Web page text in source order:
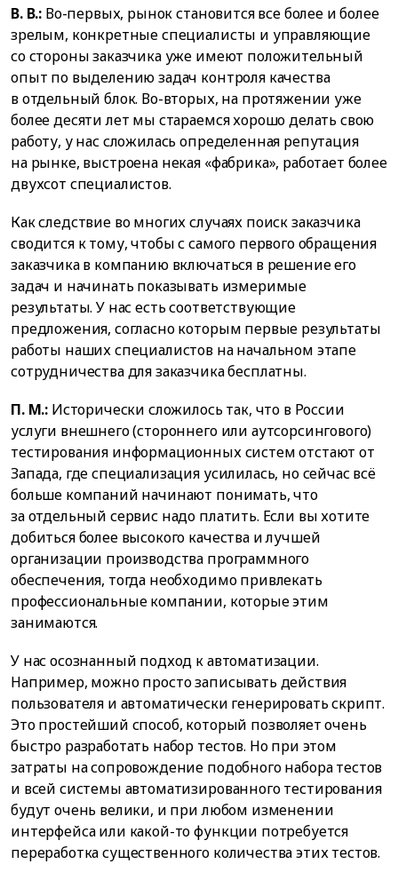
В. В.: Во-первых, рынок становится все более и более
зрелым, конкретные специалисты и управляющие
со стороны заказчика уже имеют положительный
опыт по выделению задач контроля качества
в отдельный блок. Во-вторых, на протяжении уже
более десяти лет мы стараемся хорошо делать свою
работу, у нас сложилась определенная репутация
на рынке, выстроена некая «фабрика», работает более
двухсот специалистов.
Как следствие во многих случаях поиск заказчика
сводится к тому, чтобы с самого первого обращения
заказчика в компанию включаться в решение его
задач и начинать показывать измеримые
результаты. У нас есть соответствующие
предложения, согласно которым первые результаты
работы наших специалистов на начальном этапе
сотрудничества для заказчика бесплатны.
П. М.: Исторически сложилось так, что в России
услуги внешнего (стороннего или аутсорсингового)
тестирования информационных систем отстают от
Запада, где специализация усилилась, но сейчас всё
больше компаний начинают понимать, что
за отдельный сервис надо платить. Если вы хотите
добиться более высокого качества и лучшей
организации производства программного
обеспечения, тогда необходимо привлекать
профессиональные компании, которые этим
занимаются.
У нас осознанный подход к автоматизации.
Например, можно просто записывать действия
пользователя и автоматически генерировать скрипт.
Это простейший способ, который позволяет очень
быстро разработать набор тестов. Но при этом
затраты на сопровождение подобного набора тестов
и всей системы автоматизированного тестирования
будут очень велики, и при любом изменении
интерфейса или какой-то функции потребуется
переработка существенного количества этих тестов.